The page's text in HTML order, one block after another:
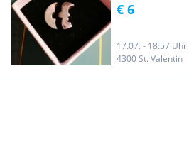
€ 6
17.07. - 18:57 Uhr
4300 St. Valentin